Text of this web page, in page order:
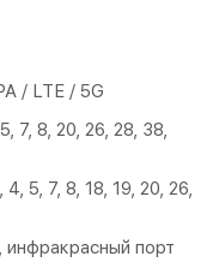
/ LTE / 5G
7, 8, 20, 26, 28, 38,
5, 7, 8, 18, 19, 20, 26,
порт